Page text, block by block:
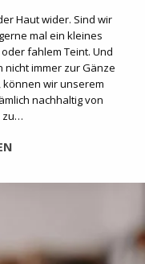
Haut wider. Sind wir
mal ein kleines
fahlem Teint. Und
immer zur Gänze
wir unserem
nachhaltig von
zu…